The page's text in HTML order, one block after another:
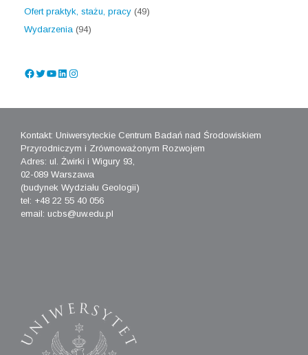
Ofert praktyk, stażu, pracy (49)
Wydarzenia (94)
Facebook
Twitter
YouTube
LinkedIn
Instagram
Kontakt: Uniwersyteckie Centrum Badań nad Środowiskiem
Przyrodniczym i Zrównoważonym Rozwojem
Adres: ul. Żwirki i Wigury 93,
02-089 Warszawa
(budynek Wydziału Geologii)
tel: +48 22 55 40 056
email: ucbs@uw.edu.pl